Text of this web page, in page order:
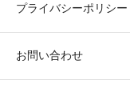
プライバシーポリシー
お問い合わせ